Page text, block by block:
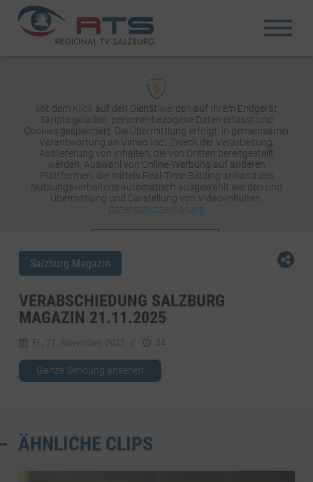
Mit dem Klick auf den Dienst werden auf Ihrem Endgerät
Skripte geladen, personenbezogene Daten erfasst und
Cookies gespeichert. Die Übermittlung erfolgt: in gemeinsamer
Verantwortung an Vimeo Inc.. Zweck der Verarbeitung:
Auslieferung von Inhalten, die von Dritten bereitgestellt
werden, Auswahl von Online-Werbung auf anderen
Plattformen, die mittels Real-Time-Bidding anhand des
Nutzungsverhaltens automatisch ausgewählt werden und
Übermittlung und Darstellung von Video-Inhalten.
Datenschutzerklärung
Salzburg Magazin
VERABSCHIEDUNG SALZBURG
MAGAZIN 21.11.2025
Fr., 21. November. 2025 54
Ganze Sendung ansehen
ÄHNLICHE CLIPS